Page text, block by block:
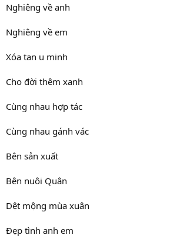
Nghiêng về anh
Nghiêng về em
Xóa tan u minh
Cho đời thêm xanh
Cùng nhau hợp tác
Cùng nhau gánh vác
Bên sản xuất
Bên nuôi Quân
Dệt mộng mùa xuân
Đẹp tình anh em